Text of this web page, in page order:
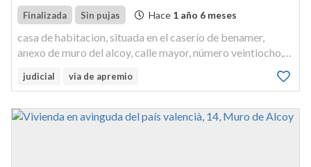
Finalizada Sin pujas Hace 1 año 6 meses
casa de habitacion, situada en el caserío de benamer,
anexo de muro del alcoy, calle mayor, número veintiocho,
comunicadas interiormente. es de tipología adosada; la
judicial via de apremio